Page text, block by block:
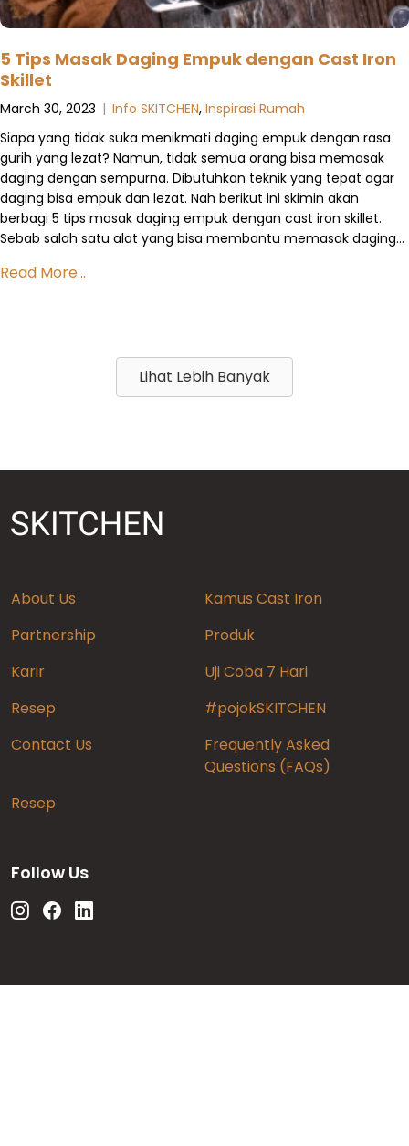
5 Tips Masak Daging Empuk dengan Cast Iron
Skillet
March 30, 2023 | Info SKITCHEN, Inspirasi Rumah
Siapa yang tidak suka menikmati daging empuk dengan rasa
gurih yang lezat? Namun, tidak semua orang bisa memasak
daging dengan sempurna. Dibutuhkan teknik yang tepat agar
daging bisa empuk dan lezat. Nah berikut ini skimin akan
berbagi 5 tips masak daging empuk dengan cast iron skillet.
Sebab salah satu alat yang bisa membantu memasak daging…
Read More...
Lihat Lebih Banyak
About Us
Kamus Cast Iron
Partnership
Produk
Karir
Uji Coba 7 Hari
Resep
#pojokSKITCHEN
Contact Us
Frequently Asked
Questions (FAQs)
Resep
Follow Us